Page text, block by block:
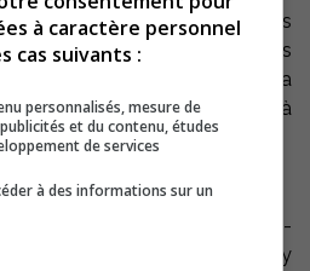
Antoine, a besoin de donneurs
le succès. Le dépôt des
20 février de midi à 16 h., la
le dimanche 21 février à
débute
à l’ancienne, abritera un café-
et une crèmerie. On y
à caractère personnel
cas suivants :
personnalisés, mesure de
et du contenu, études
de services
à des informations sur un